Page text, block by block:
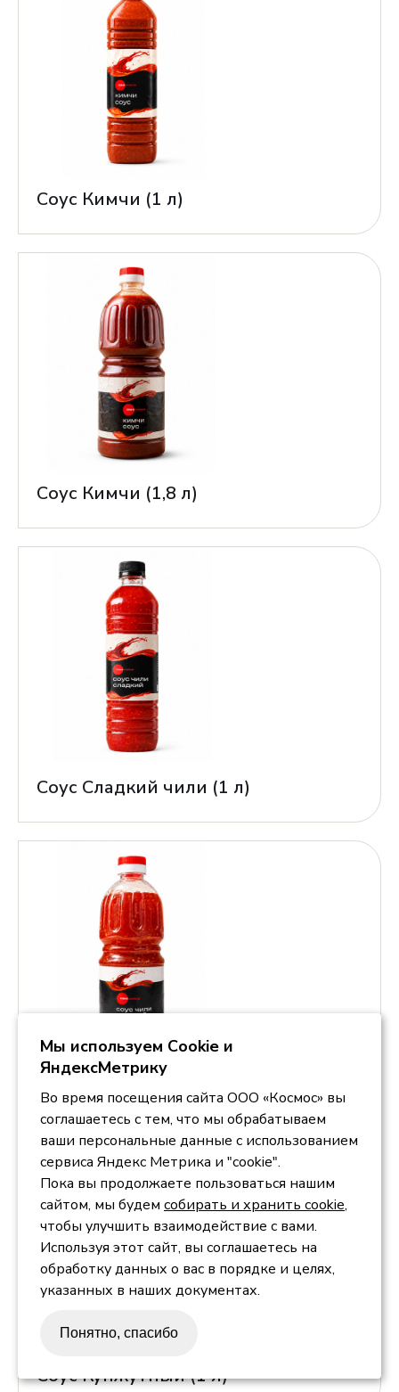
Соус Кимчи (1 л)
Соус Кимчи (1,8 л)
Соус Сладкий чили (1 л)
Соус Сладкий чили (1,8 л)
Соус Кунжутный (1 л)
Мы используем Сookie и
ЯндексМетрику
Во время посещения сайта ООО «Космос» вы
соглашаетесь с тем, что мы обрабатываем
ваши персональные данные с использованием
сервиса Яндекс Метрика и "cookie".
Пока вы продолжаете пользоваться нашим
сайтом, мы будем собирать и хранить cookie,
чтобы улучшить взаимодействие с вами.
Используя этот сайт, вы соглашаетесь на
обработку данных о вас в порядке и целях,
указанных в наших документах.
Понятно, спасибо